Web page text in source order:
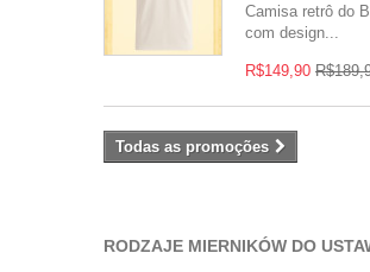
Camisa retrô do
com design...
R$149,90
Todas as promoções
RODZAJE MIERNIKÓW DO